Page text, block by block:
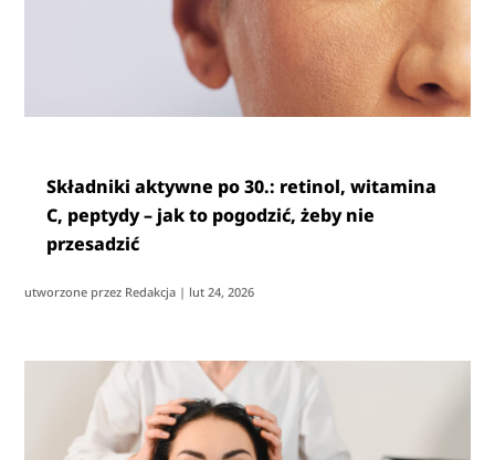
Składniki aktywne po 30.: retinol, witamina
C, peptydy – jak to pogodzić, żeby nie
przesadzić
utworzone przez Redakcja | lut 24, 2026